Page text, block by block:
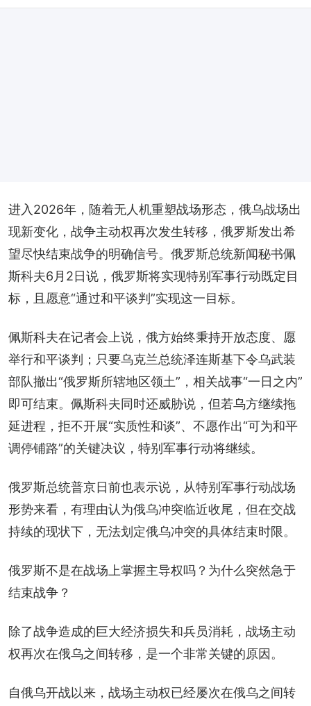
进入2026年，随着无人机重塑战场形态，俄乌战场出
现新变化，战争主动权再次发生转移，俄罗斯发出希
望尽快结束战争的明确信号。俄罗斯总统新闻秘书佩
斯科夫6月2日说，俄罗斯将实现特别军事行动既定目
标，且愿意“通过和平谈判”实现这一目标。
佩斯科夫在记者会上说，俄方始终秉持开放态度、愿
举行和平谈判；只要乌克兰总统泽连斯基下令乌武装
部队撤出“俄罗斯所辖地区领土”，相关战事“一日之内”
即可结束。佩斯科夫同时还威胁说，但若乌方继续拖
延进程，拒不开展“实质性和谈”、不愿作出“可为和平
调停铺路”的关键决议，特别军事行动将继续。
俄罗斯总统普京日前也表示说，从特别军事行动战场
形势来看，有理由认为俄乌冲突临近收尾，但在交战
持续的现状下，无法划定俄乌冲突的具体结束时限。
俄罗斯不是在战场上掌握主导权吗？为什么突然急于
结束战争？
除了战争造成的巨大经济损失和兵员消耗，战场主动
权再次在俄乌之间转移，是一个非常关键的原因。
自俄乌开战以来，战场主动权已经屡次在俄乌之间转